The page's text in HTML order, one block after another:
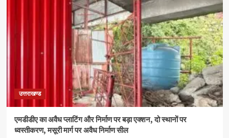
उत्तराखण्ड
एमडीडीए का अवैध प्लाटिंग और निर्माण पर बड़ा एक्शन, दो स्थानों पर
ध्वस्तीकरण, मसूरी मार्ग पर अवैध निर्माण सील